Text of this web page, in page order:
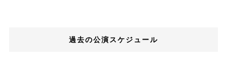
過去の公演スケジュール